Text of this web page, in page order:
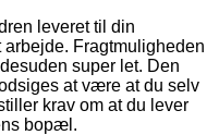
leveret til din
Fragtmuligheden
super let. Den
at være at du selv
krav om at du lever
bopæl.